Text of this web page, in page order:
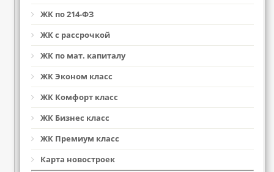
ЖК по 214-ФЗ
ЖК с рассрочкой
ЖК по мат. капиталу
ЖК Эконом класс
ЖК Комфорт класс
ЖК Бизнес класс
ЖК Премиум класс
Карта новостроек